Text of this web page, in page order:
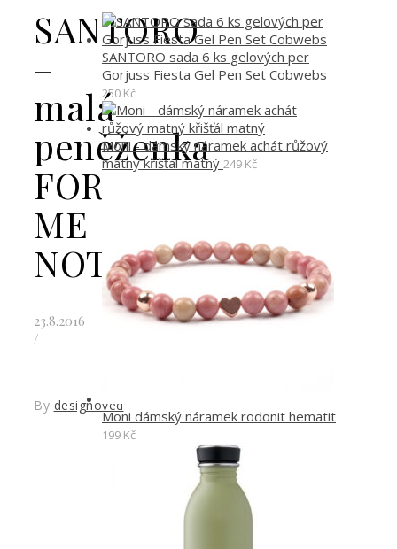
SANTORO
–
malá
peněženka
FORGET
ME
NOT
23.8.2016
/
By designoved
SANTORO sada 6 ks gelových per
Gorjuss Fiesta Gel Pen Set Cobwebs
250 Kč
Moni - dámský náramek achát růžový
matný křišťál matný 249 Kč
Moni dámský náramek rodonit hematit
199 Kč